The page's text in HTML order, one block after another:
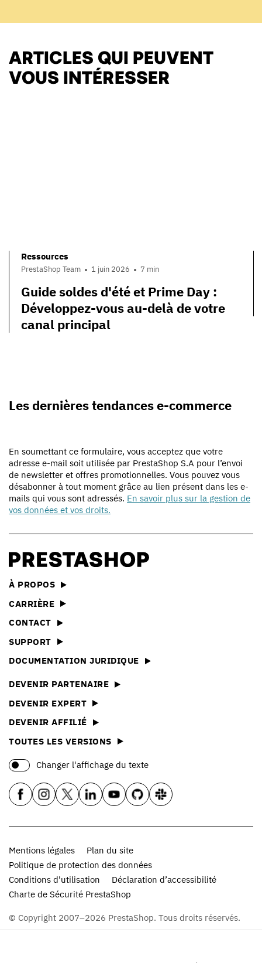
ARTICLES QUI PEUVENT
VOUS INTÉRESSER
Ressources
PrestaShop Team 1 juin 2026 7 min
Guide soldes d'été et Prime Day :
Développez-vous au-delà de votre
canal principal
Les dernières tendances e-commerce
En soumettant ce formulaire, vous acceptez que votre
adresse e-mail soit utilisée par PrestaShop S.A pour l’envoi
de newsletter et offres promotionnelles. Vous pouvez vous
désabonner à tout moment grâce au lien présent dans les e-
mails qui vous sont adressés. En savoir plus sur la gestion de
vos données et vos droits.
À PROPOS
CARRIÈRE
CONTACT
SUPPORT
DOCUMENTATION JURIDIQUE
DEVENIR PARTENAIRE
DEVENIR EXPERT
DEVENIR AFFILIÉ
TOUTES LES VERSIONS
Changer l'affichage du texte
Mentions légales
Plan du site
Politique de protection des données
Conditions d'utilisation
Déclaration d’accessibilité
Charte de Sécurité PrestaShop
© Copyright 2007–2026 PrestaShop. Tous droits réservés.